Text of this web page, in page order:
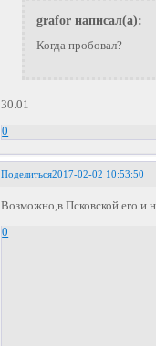
grafor написал(а):
Когда пробовал?
30.01
0
Поделиться2017-02-02 10:53:50
Возможно,в Псковской его и
0